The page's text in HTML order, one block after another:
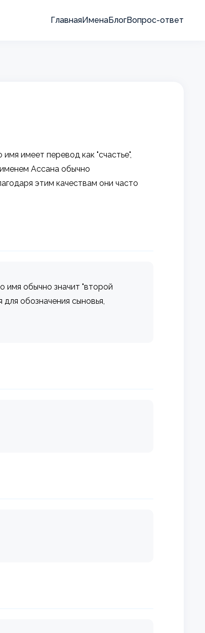
ГлавнаяИменаБлогВопрос-ответ
имеет перевод как "счастье",
Ассана обычно
этим качествам они часто
обычно значит "второй
обозначения сыновья,